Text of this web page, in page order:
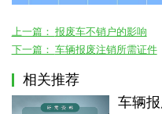
上一篇： 报废车不销户的影响
下一篇： 车辆报废注销所需证件
相关推荐
车辆